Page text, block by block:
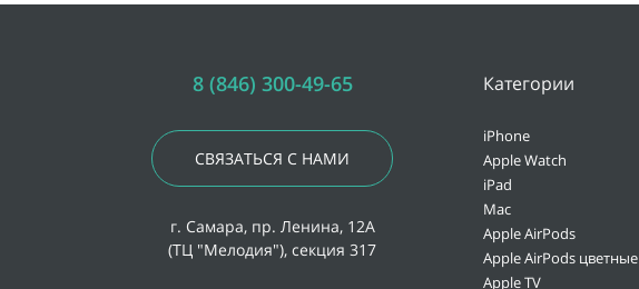
8 (846) 300-49-65
СВЯЗАТЬСЯ С НАМИ
г. Самара, пр. Ленина, 12А
(ТЦ "Мелодия"), секция 317
Категории
iPhone
Apple Watch
iPad
Mac
Apple AirPods
Apple AirPods цветные
Apple TV